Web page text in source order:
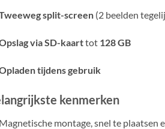
split-screen (2 beelden
via SD-kaarttot 128 GB
tijdens gebruik
kenmerken
montage, snel te plaatsen